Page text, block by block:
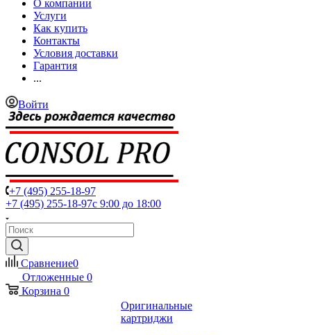
О компании
Услуги
Как купить
Контакты
Условия доставки
Гарантия
...
Войти
+7 (495) 255-18-97
+7 (495) 255-18-97с 9:00 до 18:00
Сравнение0
Отложенные 0
Корзина 0
Оригинальные
картриджи